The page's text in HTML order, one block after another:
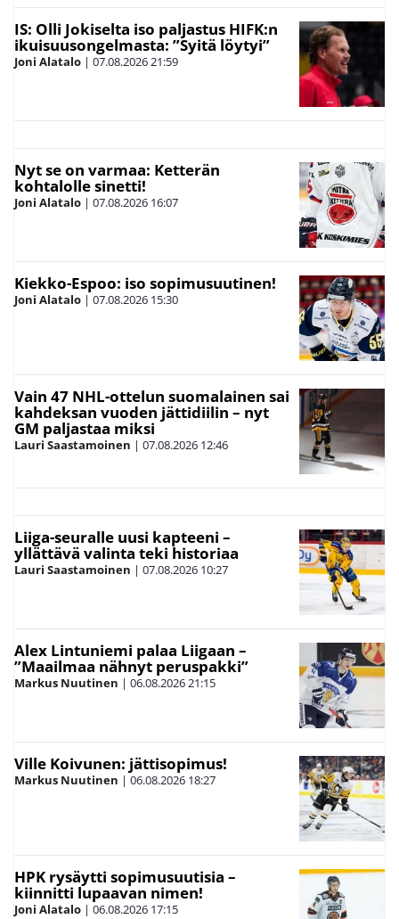
IS: Olli Jokiselta iso paljastus HIFK:n
ikuisuusongelmasta: ”Syitä löytyi”
Joni Alatalo | 07.08.202621:59
Nyt se on varmaa: Ketterän
kohtalolle sinetti!
Joni Alatalo | 07.08.2026 16:07
Kiekko-Espoo: iso sopimusuutinen!
Joni Alatalo | 07.08.2026 15:30
Vain 47 NHL-ottelun suomalainen sai
kahdeksan vuoden jättidiilin – nyt
GM paljastaa miksi
Lauri Saastamoinen | 07.08.2026 12:46
Liiga-seuralle uusi kapteeni –
yllättävä valinta teki historiaa
Lauri Saastamoinen | 07.08.2026 10:27
Alex Lintuniemi palaa Liigaan –
”Maailmaa nähnyt peruspakki”
Markus Nuutinen | 06.08.202621:15
Ville Koivunen: jättisopimus!
Markus Nuutinen | 06.08.2026 18:27
HPK rysäytti sopimusuutisia –
kiinnitti lupaavan nimen!
Joni Alatalo | 06.08.2026 17:15